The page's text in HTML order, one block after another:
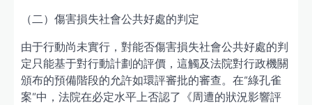
（二）傷害損失社會公共好處的判定
由于行動尚未實行，對能否傷害損失社會公共好處的判
定只能基于對行動計劃的評價，這觸及法院對行政機關
頒布的預備階段的允許如環評審批的審查。在“綠孔雀
案”中，法院在必定水平上否認了《周遭的狀況影響評